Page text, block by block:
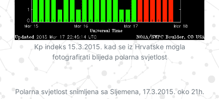
Kp indeks 15.3.2015. kad se iz Hrvatske mogla
fotografirati blijeda polarna svjetlost
Polarna svjetlost snimljena sa Sljemena, 17.3.2015. oko 21h.